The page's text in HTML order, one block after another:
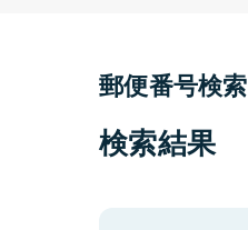
郵便番号検索
検索結果